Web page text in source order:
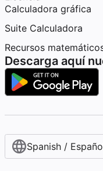
Calculadora gráfica
Suite Calculadora
Recursos
Descarga aquí
Spanish /